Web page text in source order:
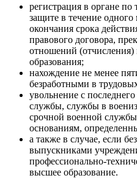
регистрация в органе по
защите в течение
окончания срока
правового договора,
отношений (отчисления)
образования;
нахождение не менее
безработными в
увольнение с
службы, службы в
срочной военной
основаниям,
а также в случае, если
выпускниками
профессионально-
высшее образование.